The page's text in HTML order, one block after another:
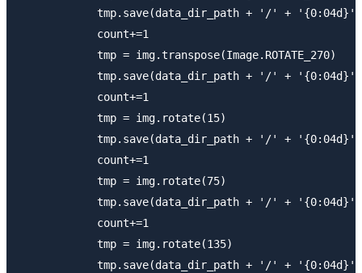
tmp.save(data_dir_path + '/' +
            count+=1
            tmp = img.transpose(Image.ROTATE_270)
tmp.save(data_dir_path + '/' +
            count+=1
            tmp = img.rotate(15)
tmp.save(data_dir_path + '/' +
            count+=1
            tmp = img.rotate(75)
tmp.save(data_dir_path + '/' +
            count+=1
            tmp = img.rotate(135)
tmp.save(data_dir_path + '/' +